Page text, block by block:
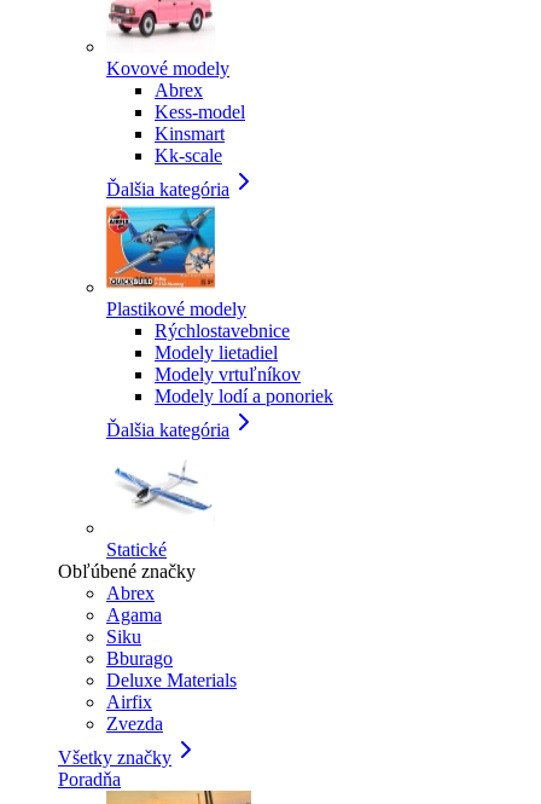
Kovové modely
Abrex
Kess-model
Kinsmart
Kk-scale
Ďalšia kategória
Plastikové modely
Rýchlostavebnice
Modely lietadiel
Modely vrtuľníkov
Modely lodí a ponoriek
Ďalšia kategória
Statické
Obľúbené značky
Abrex
Agama
Siku
Bburago
Deluxe Materials
Airfix
Zvezda
Všetky značky
Poradňa